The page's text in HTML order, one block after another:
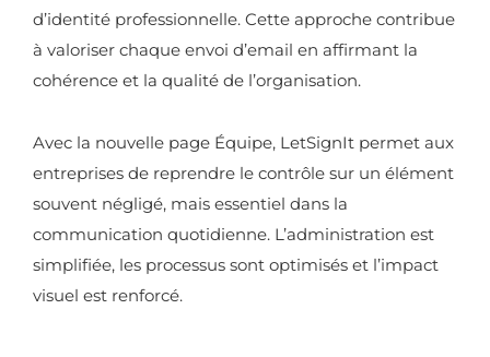
d’identité professionnelle. Cette approche contribue
à valoriser chaque envoi d’email en affirmant la
cohérence et la qualité de l’organisation.
Avec la nouvelle page Équipe, LetSignIt permet aux
entreprises de reprendre le contrôle sur un élément
souvent négligé, mais essentiel dans la
communication quotidienne. L’administration est
simplifiée, les processus sont optimisés et l’impact
visuel est renforcé.